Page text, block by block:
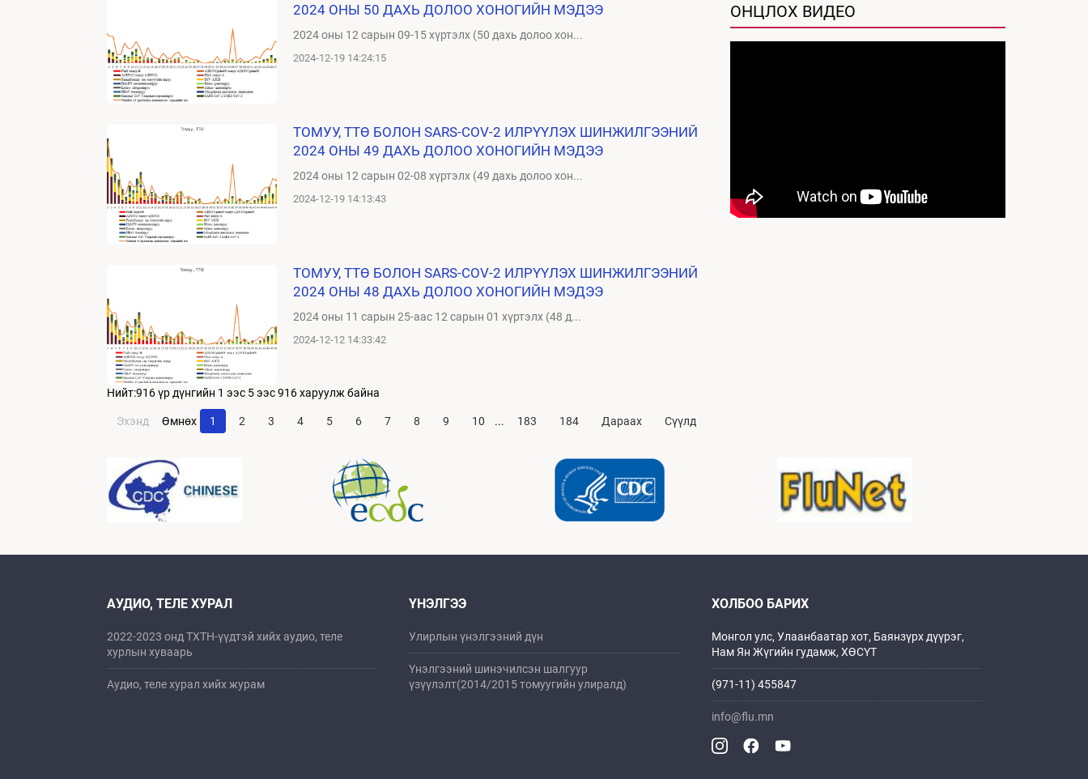
2024 ОНЫ 50 ДАХЬ ДОЛОО ХОНОГИЙН МЭДЭЭ
2024 оны 12 сарын 09-15 хүртэлх (50 дахь долоо хон...
2024-12-19 14:24:15
ТОМУУ, ТТӨ БОЛОН SARS-COV-2 ИЛРҮҮЛЭХ ШИНЖИЛГЭЭНИЙ
2024 ОНЫ 49 ДАХЬ ДОЛОО ХОНОГИЙН МЭДЭЭ
2024 оны 12 сарын 02-08 хүртэлх (49 дахь долоо хон...
2024-12-19 14:13:43
ТОМУУ, ТТӨ БОЛОН SARS-COV-2 ИЛРҮҮЛЭХ ШИНЖИЛГЭЭНИЙ
2024 ОНЫ 48 ДАХЬ ДОЛОО ХОНОГИЙН МЭДЭЭ
2024 оны 11 сарын 25-аас 12 сарын 01 хүртэлх (48 д...
2024-12-12 14:33:42
Нийт:916 үр дүнгийн 1 ээс 5ээс916харуулж байна
Эхэнд Өмнөх 1 2 3 4 5 6 7 8 9 10 ... 183 184 Дараах Сүүлд
ОНЦЛОХ ВИДЕО
АУДИО, ТЕЛЕ ХУРАЛ
2022-2023 онд ТХТН-үүдтэй хийх аудио, теле
хурлын хуваарь
Аудио, теле хурал хийх журам
ҮНЭЛГЭЭ
Улирлын үнэлгээний дүн
Үнэлгээний шинэчилсэн шалгуур
үзүүлэлт(2014/2015 томуугийн улиралд)
ХОЛБОО БАРИХ
Монгол улс, Улаанбаатар хот, Баянзүрх дүүрэг,
Нам Ян Жүгийн гудамж, ХӨСҮТ
(971-11) 455847
info@flu.mn